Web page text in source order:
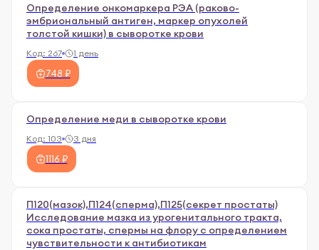
Определение онкомаркера РЭА (раково-
эмбриональный антиген, маркер опухолей
толстой кишки) в сыворотке крови
Код: 267 1 день
748 ₽
Определение меди в сыворотке крови
Код: 103 3 дня
1116 ₽
П120(мазок),П124(сперма),П125(секрет простаты)
Исследование мазка из урогенитального тракта,
сока простаты, спермы на флору c определением
чувствительности к антибиотикам